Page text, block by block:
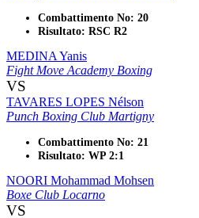
Combattimento No: 20
Risultato: RSC R2
MEDINA Yanis
Fight Move Academy Boxing
VS
TAVARES LOPES Nélson
Punch Boxing Club Martigny
Combattimento No: 21
Risultato: WP 2:1
NOORI Mohammad Mohsen
Boxe Club Locarno
VS